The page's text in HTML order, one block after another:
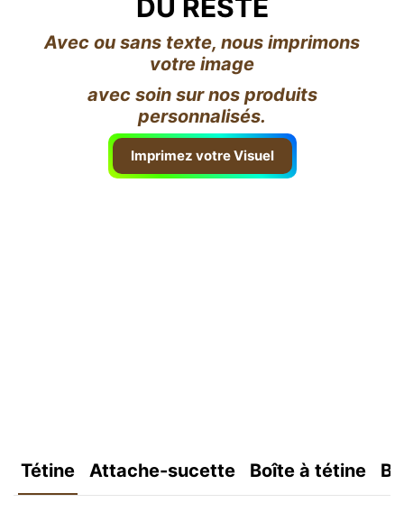
DU RESTE
Avec ou sans texte, nous imprimons
votre image
avec soin sur nos produits
personnalisés.
Imprimez votre Visuel
Tétine Attache-sucette Boîte à tétine